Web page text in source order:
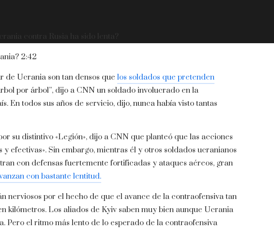
contra Rusia ha sido lenta?
2:42
de Ucrania son tan densos que los soldados que pretenden
por árbol”, dijo a CNN un soldado involucrado en la
En todos sus años de servicio, dijo, nunca había visto tantas
su distintivo «Legión», dijo a CNN que planteó que las acciones
y efectivas». Sin embargo, mientras él y otros soldados ucranianos
con defensas fuertemente fortificadas y ataques aéreos, gran
con bastante lentitud.
nerviosos por el hecho de que el avance de la contraofensiva tan
kilómetros. Los aliados de Kyiv saben muy bien aunque Ucrania
Pero el ritmo más lento de lo esperado de la contraofensiva